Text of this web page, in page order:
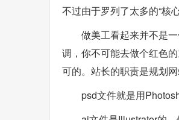
不过由于罗列了太多的“核
做美工看起来并不是
调，你不可能去做个红色
可的。站长的职责是规划
psd文件就是用